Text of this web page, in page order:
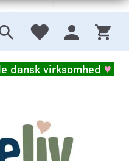
dansk virksomhed ♥